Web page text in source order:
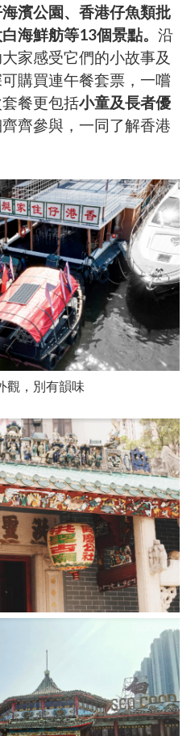
濱公園、香港仔魚類批
海鮮舫等13個景點。沿
家感受它們的小故事及
購買連午餐套票，一嚐
餐更包括小童及長者優
齊參與，一同了解香港
觀，別有韻味